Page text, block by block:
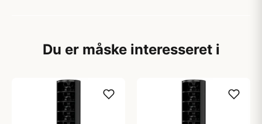
Du er måske interesseret i